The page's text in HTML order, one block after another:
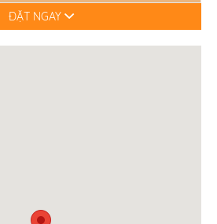
ĐẶT NGAY